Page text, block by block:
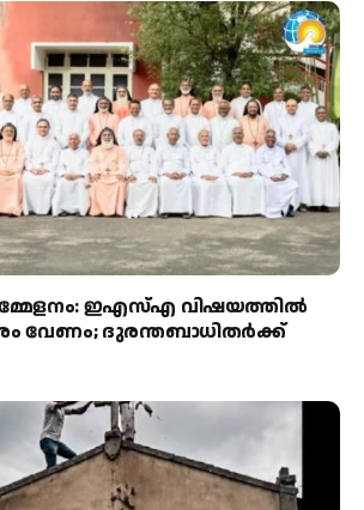
ഇഎസ്എ വിഷയത്തിൽ
വേണം; ദുരന്തബാധിതർക്ക്